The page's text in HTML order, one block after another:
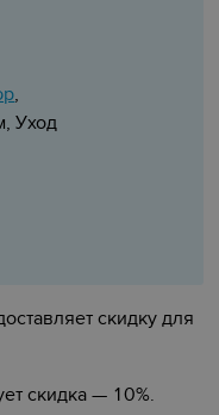
,
Уход
скидку для
скидка — 10%.